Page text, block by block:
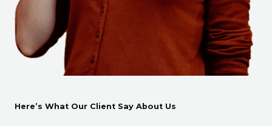
Here’s What Our Client Say About Us